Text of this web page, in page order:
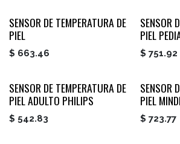
SENSOR DE TEMPERATURA DE
PIEL
$ 663.46
SENSOR
PIEL
$ 751.92
SENSOR DE TEMPERATURA DE
PIEL ADULTO PHILIPS
$ 542.83
SENSOR
PIEL
$ 723.77